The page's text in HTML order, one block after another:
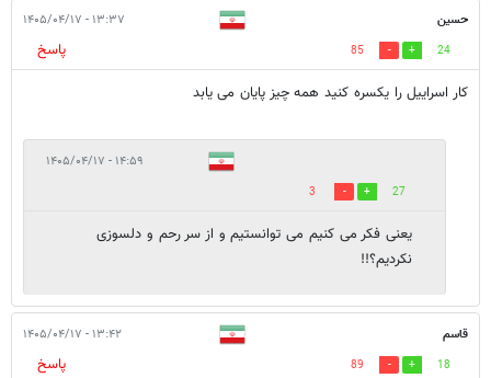
حسین ۱۳:۳۷ - ۱۴۰۵/۰۴/۱۷
24
85
پاسخ
کار اسراییل را یکسره کنید همه چیز پایان می یابد
۱۴:۵۹ - ۱۴۰۵/۰۴/۱۷
27
3
یعنی فکر می کنیم می توانستیم و از سر رحم و دلسوزی
نکردیم؟!!
قاسم ۱۳:۴۲ - ۱۴۰۵/۰۴/۱۷
18
89
پاسخ